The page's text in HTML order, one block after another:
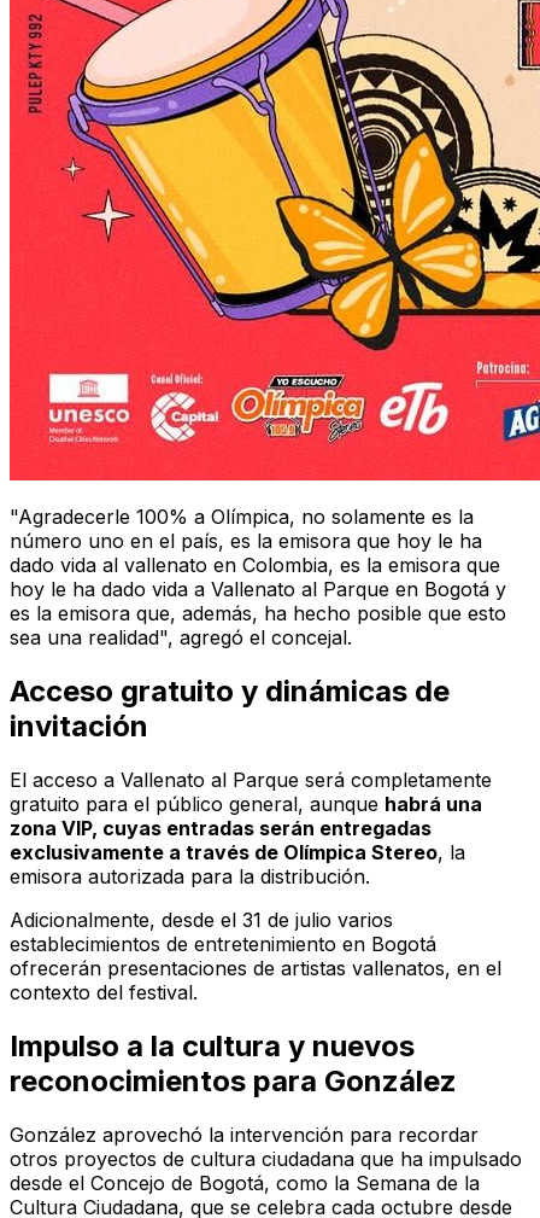
"Agradecerle 100% a Olímpica, no solamente es la
número uno en el país, es la emisora que hoy le ha
dado vida al vallenato en Colombia, es la emisora que
hoy le ha dado vida a Vallenato al Parque en Bogotá y
es la emisora que, además, ha hecho posible que esto
sea una realidad", agregó el concejal.
Acceso gratuito y dinámicas de
invitación
El acceso a Vallenato al Parque será completamente
gratuito para el público general, aunque habrá una
zona VIP, cuyas entradas serán entregadas
exclusivamente a través de Olímpica Stereo, la
emisora autorizada para la distribución.
Adicionalmente, desde el 31 de julio varios
establecimientos de entretenimiento en Bogotá
ofrecerán presentaciones de artistas vallenatos, en el
contexto del festival.
Impulso a la cultura y nuevos
reconocimientos para González
González aprovechó la intervención para recordar
otros proyectos de cultura ciudadana que ha impulsado
desde el Concejo de Bogotá, como la Semana de la
Cultura Ciudadana, que se celebra cada octubre desde